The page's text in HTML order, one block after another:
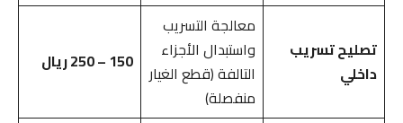
تصليح تسريب
داخلي
معالجة التسريب
واستبدال الأجزاء
التالفة (قطع الغيار
منفصلة)
150 – 250 ريال